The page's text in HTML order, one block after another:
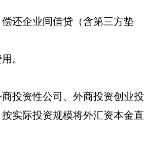
还企业间借贷（含第三方垫
。
投资性公司、外商投资创业投
实际投资规模将外汇资本金直